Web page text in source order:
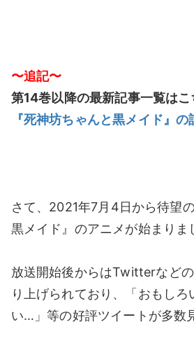
〜追記〜
第14巻以降の最新記事一覧は
『死神坊ちゃんと黒メイド』の
さて、2021年7月4日から待望
黒メイド』のアニメが始まりま
放送開始後からはTwitterなど
り上げられており、「おもし
い…」等の好評ツイートが多数